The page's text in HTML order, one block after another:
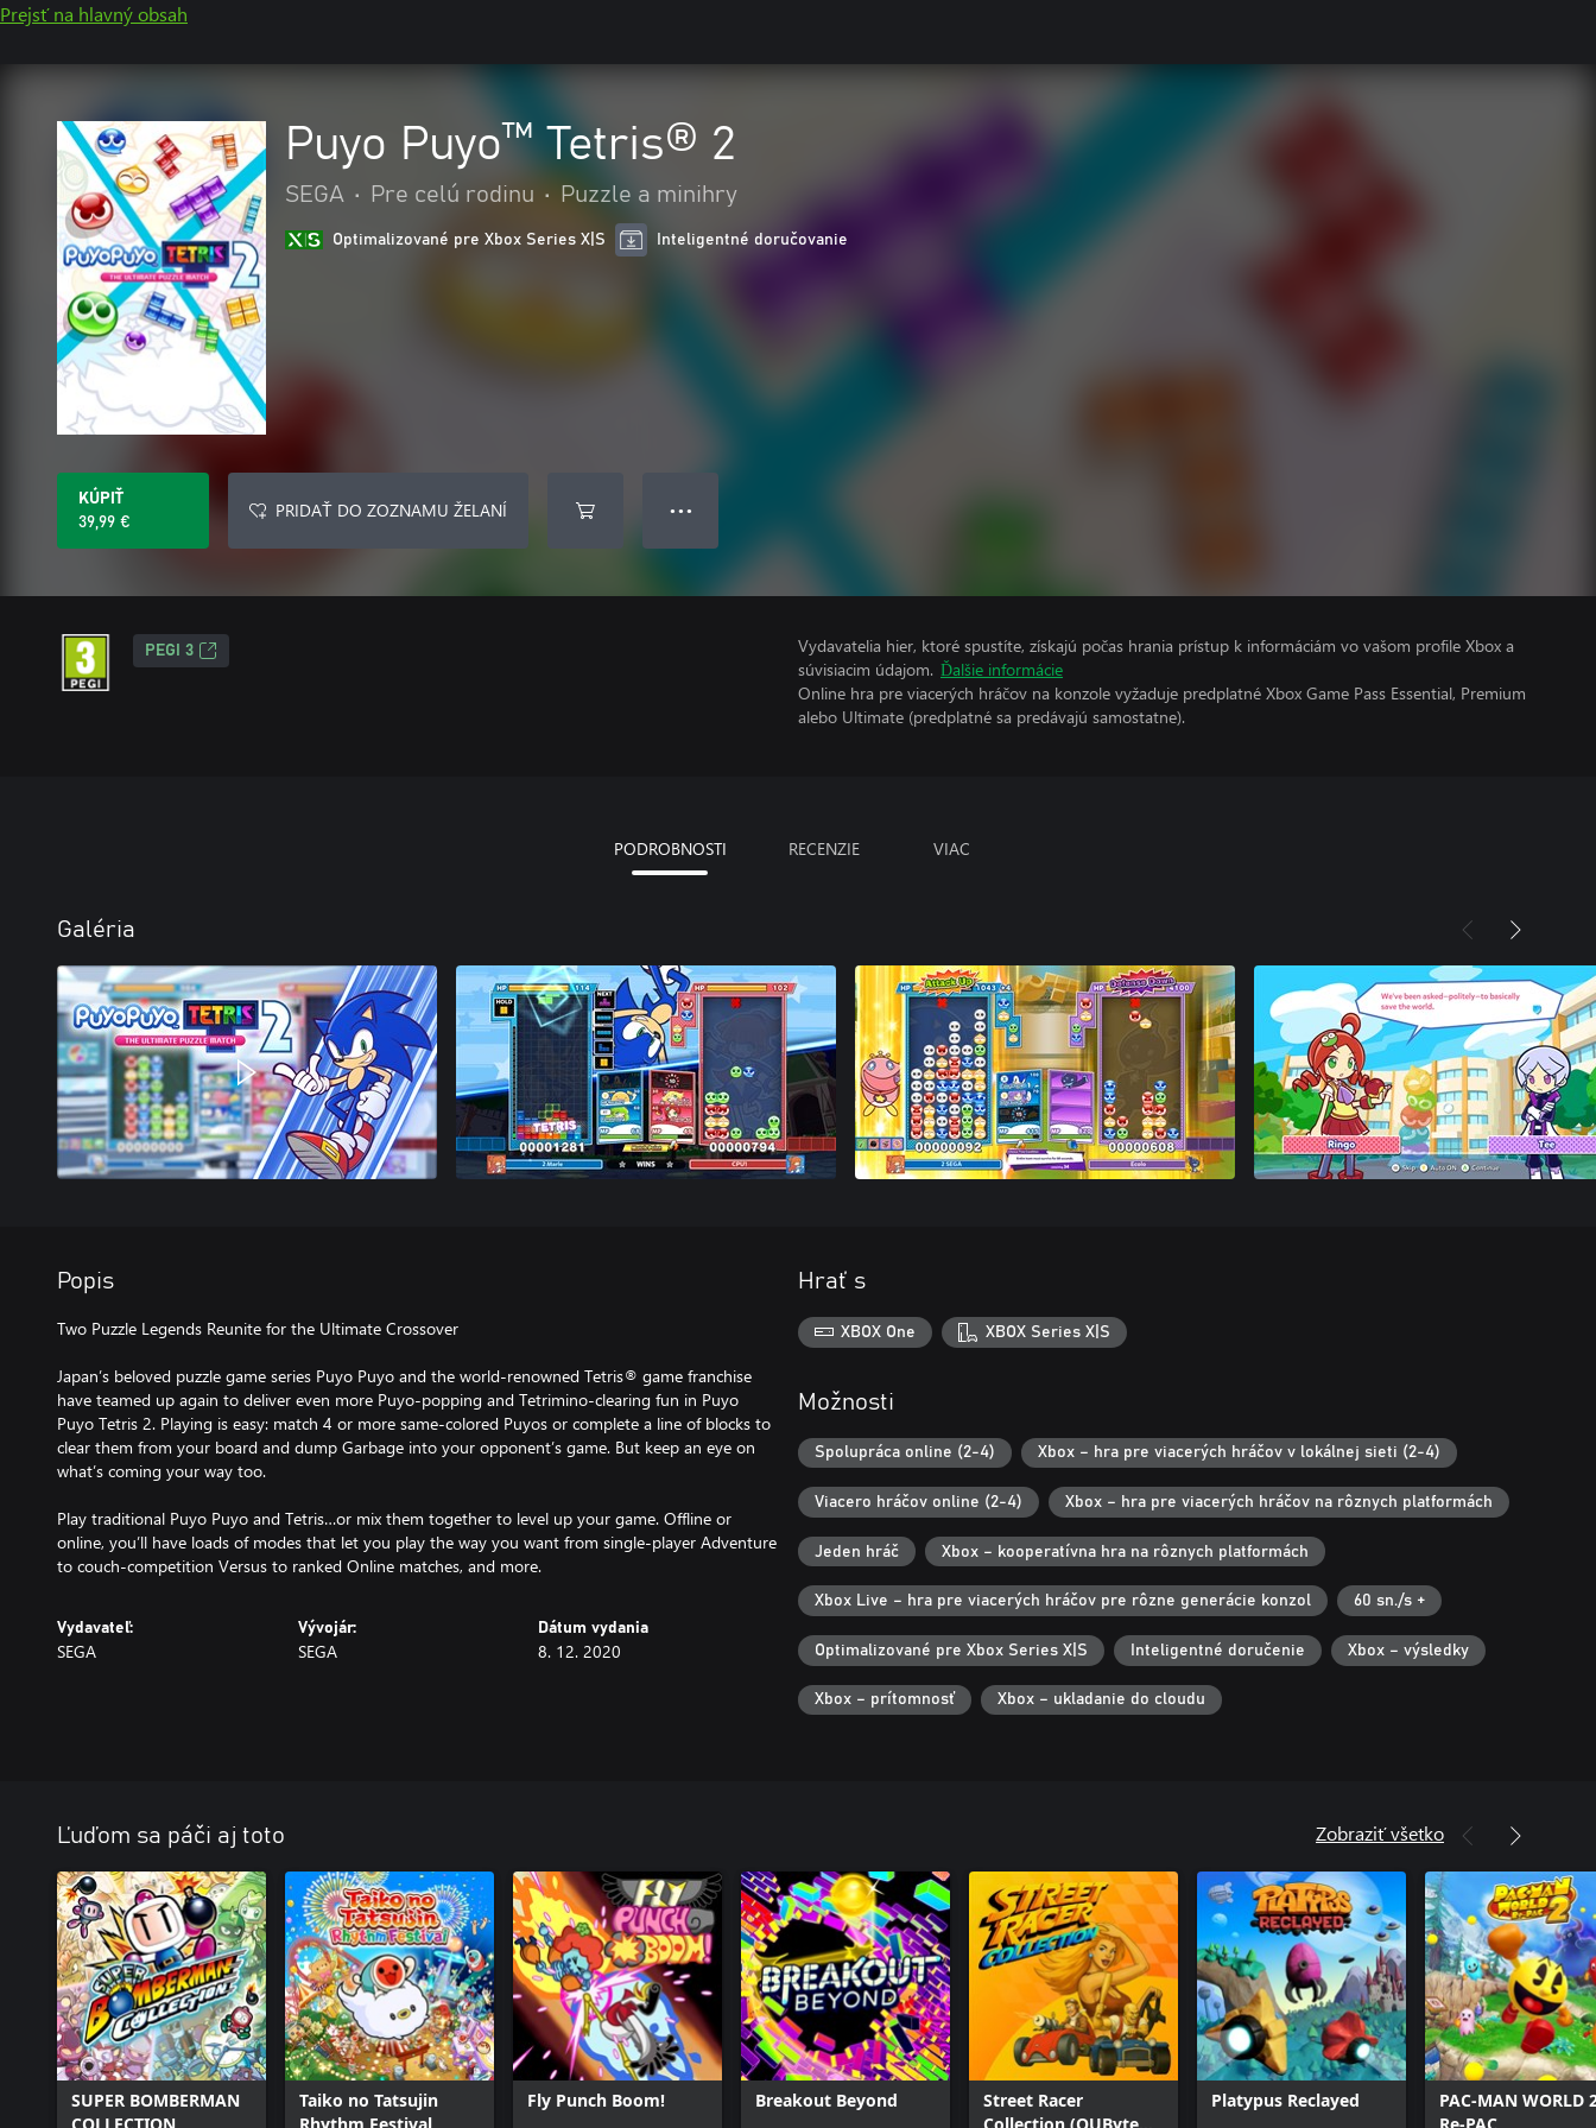
Prejsť na hlavný obsah
Puyo Puyo™ Tetris® 2
SEGA • Pre celú rodinu • Puzzle a minihry
Optimalizované pre Xbox Series X|S Inteligentné doručovanie
KÚPIŤ
39,99 €
PRIDAŤ DO ZOZNAMU ŽELANÍ ● ● ●
PEGI 3
Vydavatelia hier, ktoré spustíte, získajú počas hrania prístup k informáciám vo vašom profile Xbox a
súvisiacim údajom. Ďalšie informácie
Online hra pre viacerých hráčov na konzole vyžaduje predplatné Xbox Game Pass Essential, Premium
alebo Ultimate (predplatné sa predávajú samostatne).
PODROBNOSTI RECENZIE VIAC
Galéria
Popis
Two Puzzle Legends Reunite for the Ultimate Crossover
Japan’s beloved puzzle game series Puyo Puyo and the world-renowned Tetris® game franchise
have teamed up again to deliver even more Puyo-popping and Tetrimino-clearing fun in Puyo
Puyo Tetris 2. Playing is easy: match 4 or more same-colored Puyos or complete a line of blocks to
clear them from your board and dump Garbage into your opponent’s game. But keep an eye on
what’s coming your way too.
Play traditional Puyo Puyo and Tetris…or mix them together to level up your game. Offline or
online, you’ll have loads of modes that let you play the way you want from single-player Adventure
to couch-competition Versus to ranked Online matches, and more.
Vydavateľ:
SEGA
Vývojár:
SEGA
Dátum vydania
8. 12. 2020
Hrať s
XBOX One XBOX Series X|S
Možnosti
Spolupráca online (2-4) Xbox – hra pre viacerých hráčov v lokálnej sieti (2-4)
Viacero hráčov online (2-4) Xbox – hra pre viacerých hráčov na rôznych platformách
Jeden hráč Xbox – kooperatívna hra na rôznych platformách
Xbox Live – hra pre viacerých hráčov pre rôzne generácie konzol 60 sn./s +
Optimalizované pre Xbox Series X|S Inteligentné doručenie Xbox – výsledky
Xbox – prítomnosť Xbox – ukladanie do cloudu
Ľuďom sa páči aj toto Zobraziť všetko
SUPER BOMBERMAN
Taiko no Tatsujin
Fly Punch Boom! Breakout Beyond
Street Racer
Platypus Reclayed
PAC-MAN WORLD